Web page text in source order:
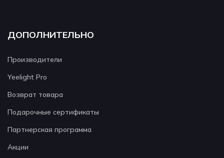
ДОПОЛНИТЕЛЬНО
Производители
Yeelight Pro
Возврат товара
Подарочные сертификаты
Партнерская программа
Акции